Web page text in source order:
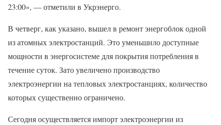
23:00», — отметили в Укрэнерго.
В четверг, как указано, вышел в ремонт энергоблок одной
из атомных электростанций. Это уменьшило доступные
мощности в энергосистеме для покрытия потребления в
течение суток. Зато увеличено производство
электроэнергии на тепловых электростанциях, количество
которых существенно ограничено.
Сегодня осуществляется импорт электроэнергии из